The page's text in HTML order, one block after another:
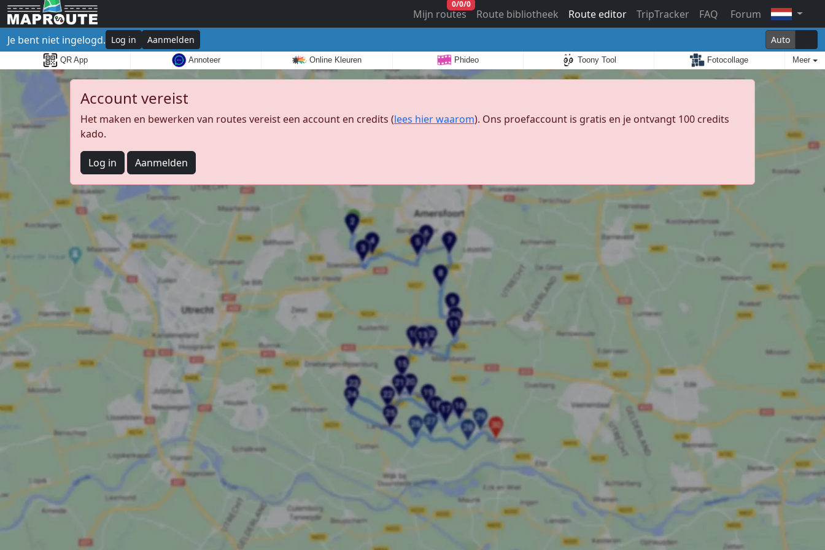
Mijn routes
0/0/0
Route bibliotheek Route editor TripTracker FAQ
Forum
Je bent niet ingelogd. Log in Aanmelden Auto
QR App Annoteer Online Kleuren Phideo Toony Tool Fotocollage Meer
Account vereist
Het maken en bewerken van routes vereist een account en credits (lees hier waarom). Ons proefaccount is gratis en je ontvangt 100 credits
kado.
Log in Aanmelden